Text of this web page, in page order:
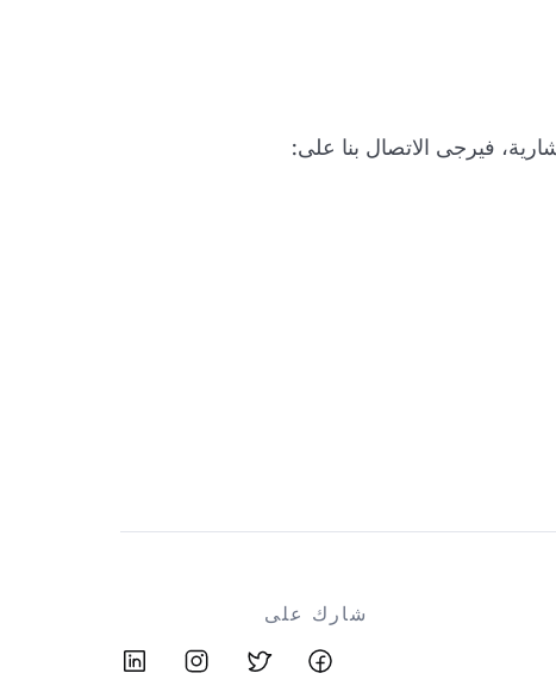
فيرجى الاتصال بنا على:
شارك على